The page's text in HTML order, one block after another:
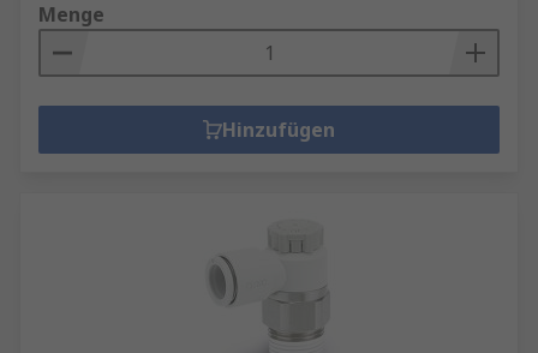
Menge
Hinzufügen